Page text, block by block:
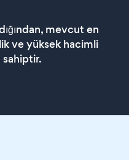
mevcut en
ve yüksek hacimli